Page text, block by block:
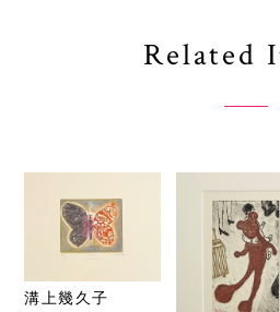
Related
溝上幾久子